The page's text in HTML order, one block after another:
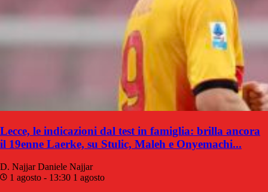
Lecce, le indicazioni dal test in famiglia: brilla ancora
il 19enne Laerke, su Stulic, Maleh e Onyemachi...
D. Najjar Daniele Najjar
1 agosto - 13:30 1 agosto